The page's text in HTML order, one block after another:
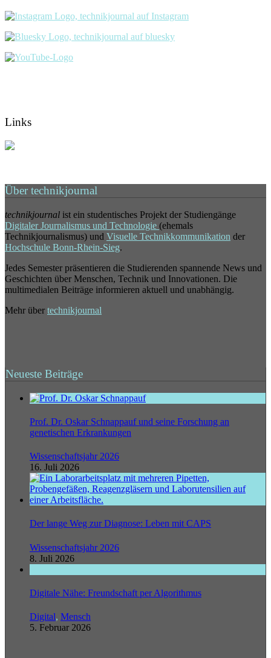
Links
Über technikjournal
technikjournal ist ein studentisches Projekt der Studiengänge
Digitaler Journalismus und Technologie (ehemals
Technikjournalismus) und Visuelle Technikkommunikation der
Hochschule Bonn-Rhein-Sieg.
Jedes Semester präsentieren die Studierenden spannende News und
Geschichten über Menschen, Technik und Innovationen. Die
multimedialen Beiträge informieren aktuell und unabhängig.
Mehr über technikjournal
Neueste Beiträge
Prof. Dr. Oskar Schnappauf und seine Forschung an
genetischen Erkrankungen
Wissenschaftsjahr 2026
16. Juli 2026
Der lange Weg zur Diagnose: Leben mit CAPS
Wissenschaftsjahr 2026
8. Juli 2026
Digitale Nähe: Freundschaft per Algorithmus
Digital, Mensch
5. Februar 2026